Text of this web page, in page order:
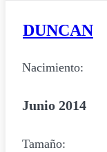
DUNCAN
Nacimiento:
Junio 2014
Tamaño: